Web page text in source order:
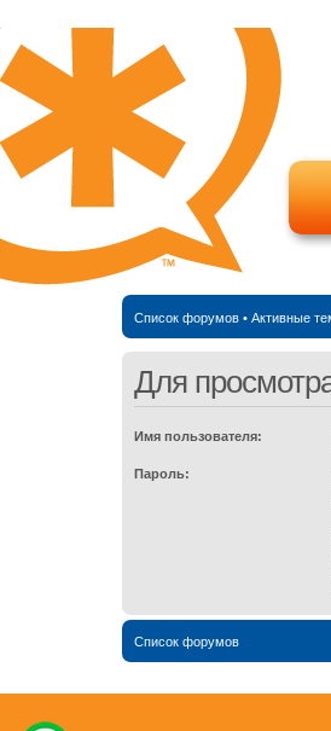
Список форумов• Активные
Для
Имя пользователя:
Пароль:
Список форумов